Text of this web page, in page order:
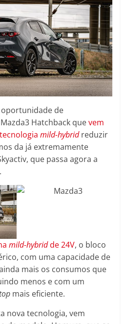
oportunidade de
Hatchback quevem
mild-hybridreduzir
da já extremamente
que passa agora a
mild-hybridde 24V, o bloco
com uma capacidade de
mais os consumos que
menos e com um
mais eficiente.
nova tecnologia, vem